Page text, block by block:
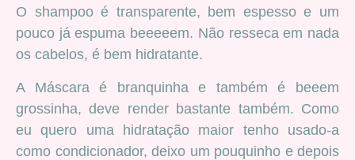
O shampoo é transparente, bem espesso e um
pouco já espuma beeeeem. Não resseca em nada
os cabelos, é bem hidratante.
A Máscara é branquinha e também é beeem
grossinha, deve render bastante também. Como
eu quero uma hidratação maior tenho usado-a
como condicionador, deixo um pouquinho e depois